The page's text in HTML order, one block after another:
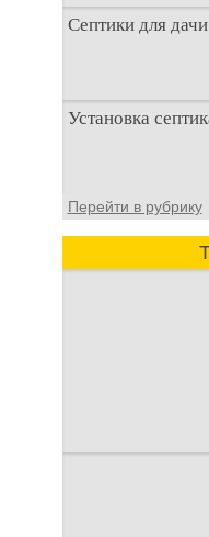
Септики для
При
первоочередных
Установка
Установка
аспект
домах и на
Перейти в рубрику